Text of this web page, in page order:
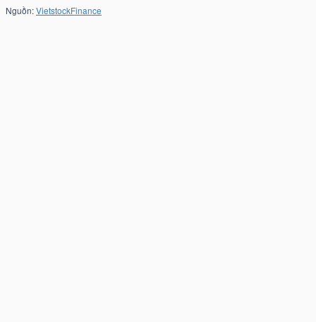
Nguồn:VietstockFinance